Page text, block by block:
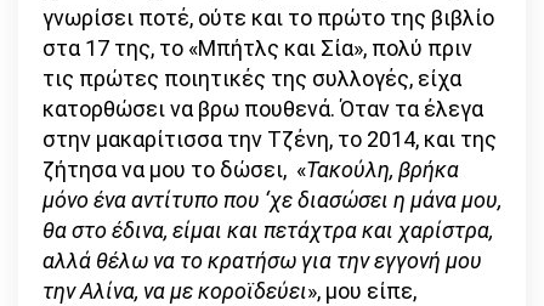
γνωρίσει ποτέ, ούτε και το πρώτο της βιβλίο
στα 17 της, το «Μπήτλς και Σία», πολύ πριν
τις πρώτες ποιητικές της συλλογές, είχα
κατορθώσει να βρω πουθενά. Όταν τα έλεγα
στην μακαρίτισσα την Τζένη, το 2014, και της
ζήτησα να μου το δώσει, «Τακούλη, βρήκα
μόνο ένα αντίτυπο που ‘χε διασώσει η μάνα μου,
θα στο έδινα, είμαι και πετάχτρα και χαρίστρα,
αλλά θέλω να το κρατήσω για την εγγονή μου
την Αλίνα, να με κοροϊδεύει», μου είπε,